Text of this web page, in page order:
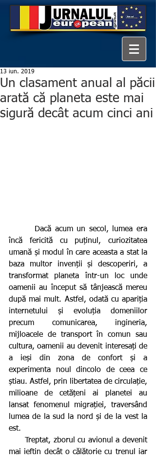
Un clasament anual al păcii
arată că planeta este mai
sigură decât acum cinci ani
13 iun. 2019
încă fericită cu puținul, curiozitatea
umană și modul în care aceasta a stat la
baza multor invenții și descoperiri, a
transformat planeta într-un loc unde
oamenii au început să tânjească mereu
după mai mult. Astfel, odată cu apariția
internetului și evoluția domeniilor
precum comunicarea, ingineria,
mijloacele de transport în comun sau
cultura, oamenii au devenit interesați de
a ieși din zona de confort și a
experimenta noul dincolo de ceea ce
știau. Astfel, prin libertatea de circulație,
milioane de cetățeni ai planetei au
lansat fenomenul migrației, traversând
lumea de la sud la nord și de la vest la
est.
mai ieftin decât o călătorie cu trenul iar